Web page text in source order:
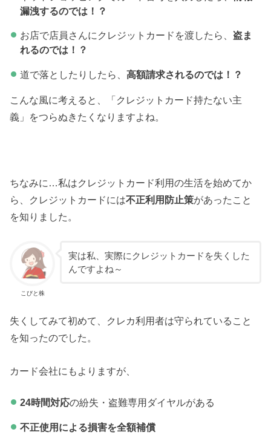
漏洩するのでは！？
お店で店員さんにクレジットカードを渡したら、 盗ま
れるのでは！？
道で落としたりしたら、 高額請求されるのでは！？
こんな風に考えると、「クレジットカード持たない主
義」をつらぬきたくなりますよね。
ちなみに…私はクレジットカード利用の生活を始めてか
ら、クレジットカードには不正利用防止策があったこと
を知りました。
こびと株
実は私、実際にクレジットカードを失くした
んですよね～
失くしてみて初めて、クレカ利用者は守られていること
を知ったのでした。
カード会社にもよりますが、
24時間対応の紛失・盗難専用ダイヤルがある
不正使用による損害を全額補償